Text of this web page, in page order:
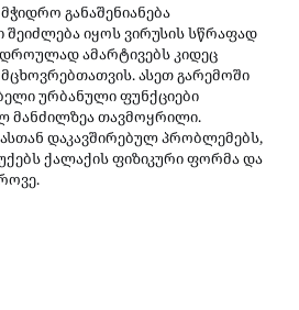
განაშენიანება
იყოს ვირუსის სწრაფად
ამარტივებს კიდეც
ასეთ გარემოში
ურბანული ფუნქციები
მანძილზეა თავმოყრილი.
დაკავშირებულ პრობლემებს,
ქალაქის ფიზიკური ფორმა და